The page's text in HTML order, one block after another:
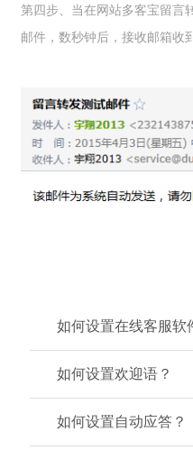
第四步、当在网站多客宝留言
邮件，数秒钟后，接收邮箱收
如何设置在线客服软
如何设置欢迎语？
如何设置自动应答？